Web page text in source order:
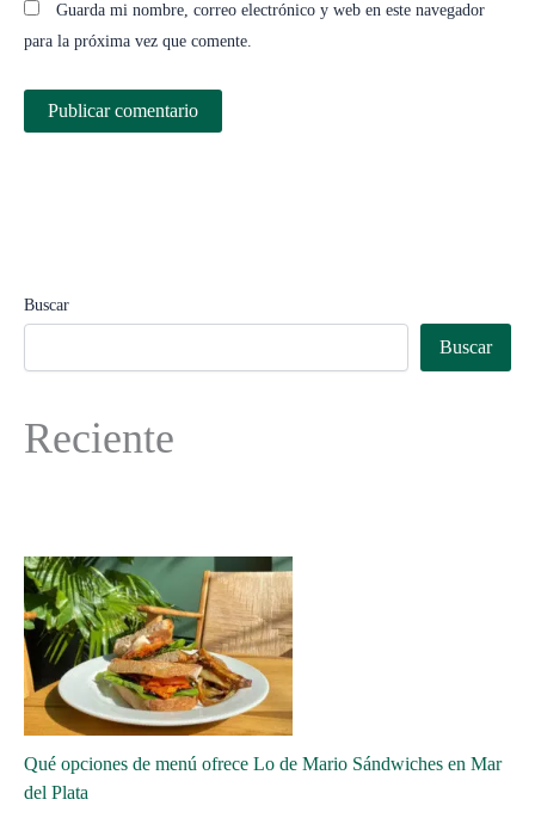
Guarda mi nombre, correo electrónico y web en este navegador
para la próxima vez que comente.
Buscar
Buscar
Reciente
Qué opciones de menú ofrece Lo de Mario Sándwiches en Mar
del Plata